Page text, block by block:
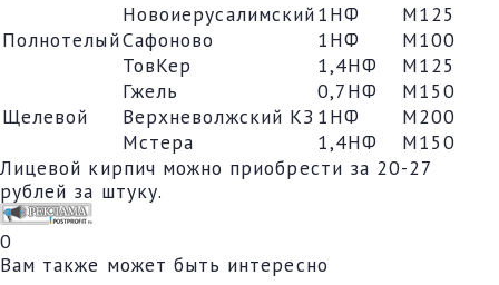
Полнотелый
Новоиерусалимский1НФ
М125
Сафоново
1НФ
М100
ТовКер
1,4НФ
М125
Щелевой
Гжель 0,7НФ
М150
Верхневолжский КЗ 1НФ
М200
Мстера
1,4НФ
М150
Лицевой кирпич можно приобрести за 20-27
рублей за штуку.
0
Вам также может быть интересно